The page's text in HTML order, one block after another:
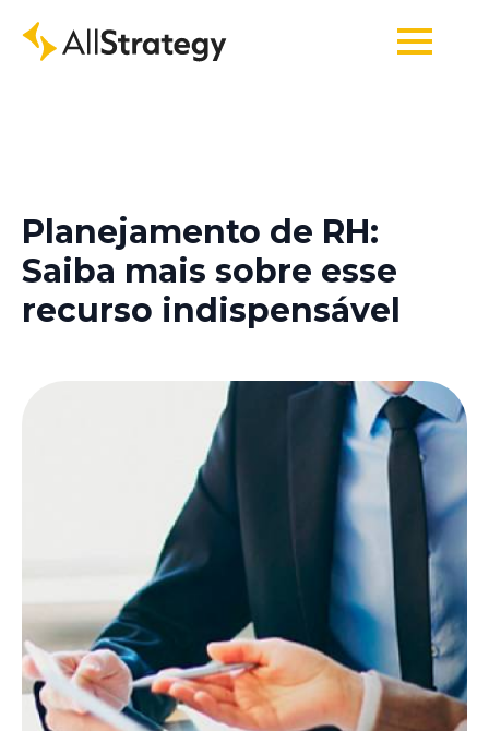
Planejamento de RH:
Saiba mais sobre esse
recurso indispensável